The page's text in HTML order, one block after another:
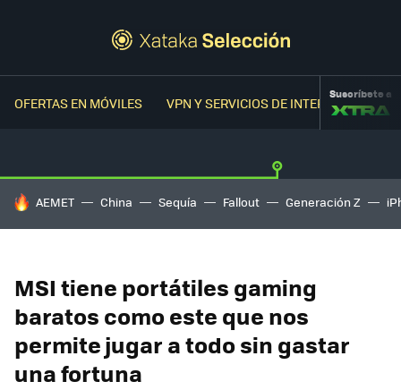
OFERTAS EN MÓVILES VPN Y SERVICIOS DE INTERNETSuscríbete a
HOY SE HABLA DE
AEMET China Sequía Fallout Generación Z
MSI tiene portátiles gaming
baratos como este que nos
permite jugar a todo sin gastar
una fortuna